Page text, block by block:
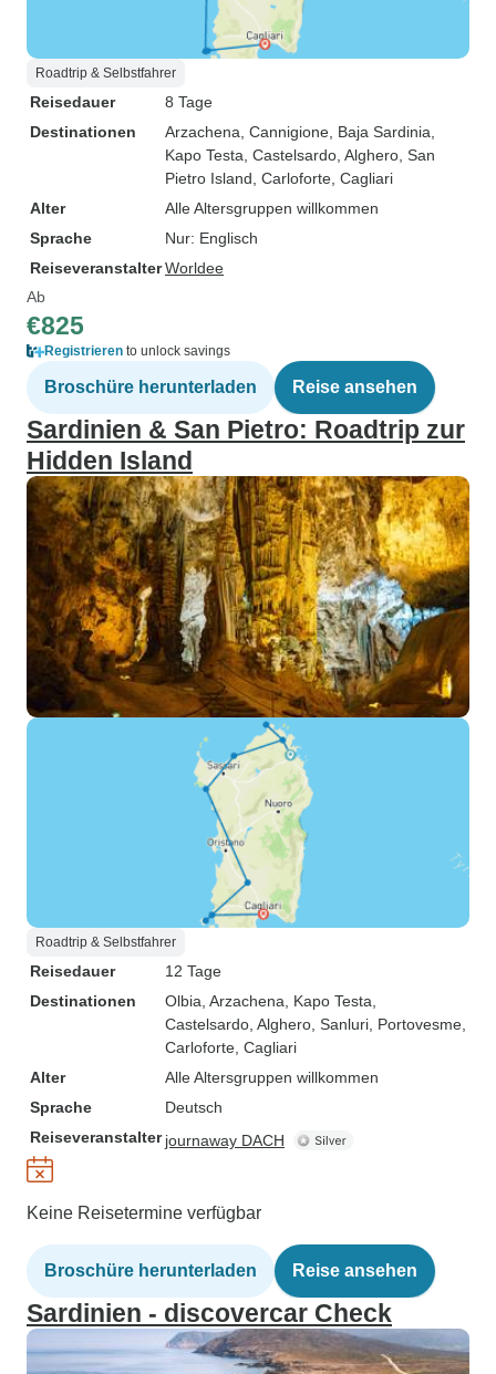
Roadtrip & Selbstfahrer
Reisedauer
8 Tage
Destinationen
Arzachena , Cannigione , Baja Sardinia
Kapo Testa , Castelsardo , Alghero , San
Pietro Island , Carloforte , Cagliari
Alter
Alle Altersgruppen willkommen
Sprache
Nur: Englisch
ReiseveranstalterWorldee
Ab
€825
Registrieren to unlock savings
Broschüre herunterladen Reise ansehen
Sardinien & San Pietro: Roadtrip zur
Hidden Island
Roadtrip & Selbstfahrer
Reisedauer
12 Tage
Destinationen
Olbia , Arzachena , Kapo Testa
Castelsardo , Alghero , Sanluri , Portovesme
Carloforte , Cagliari
Alter
Alle Altersgruppen willkommen
Sprache
Deutsch
Reiseveranstalter journaway DACH
Keine Reisetermine verfügbar
Broschüre herunterladen Reise ansehen
Sardinien - discovercar Check